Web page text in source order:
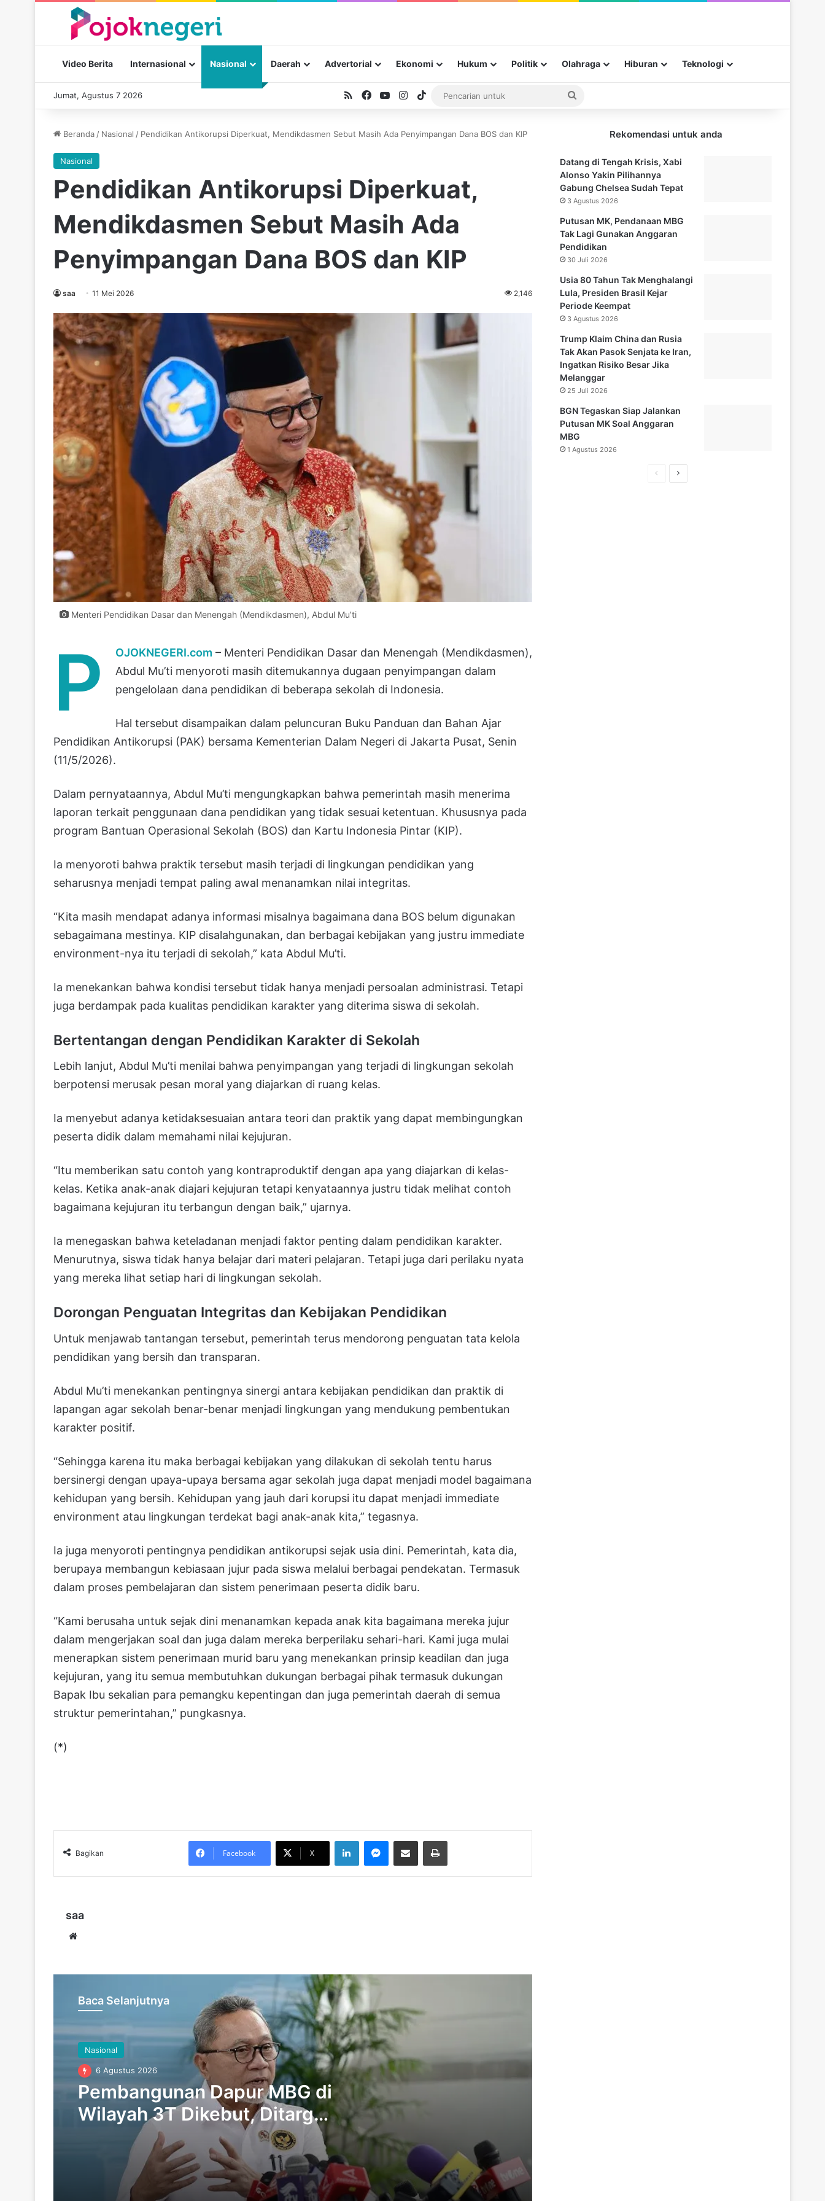
Video Berita Internasional Nasional Daerah Advertorial Ekonomi Hukum Politik Olahraga Hiburan Teknologi
Jumat, Agustus 7 2026 RSSFacebook
YouTubeInstagram
TikTok
Beranda / Nasional / Pendidikan Antikorupsi Diperkuat, Mendikdasmen Sebut Masih Ada Penyimpangan Dana BOS dan KIP
Nasional
Pendidikan Antikorupsi Diperkuat,
Mendikdasmen Sebut Masih Ada
Penyimpangan Dana BOS dan KIP
saa 11 Mei 2026 2,146
Menteri Pendidikan Dasar dan Menengah (Mendikdasmen), Abdul Mu’ti
P OJOKNEGERI.com – Menteri Pendidikan Dasar dan Menengah (Mendikdasmen),
Abdul Mu’ti menyoroti masih ditemukannya dugaan penyimpangan dalam
pengelolaan dana pendidikan di beberapa sekolah di Indonesia.
Hal tersebut disampaikan dalam peluncuran Buku Panduan dan Bahan Ajar
Pendidikan Antikorupsi (PAK) bersama Kementerian Dalam Negeri di Jakarta Pusat, Senin
(11/5/2026).
Dalam pernyataannya, Abdul Mu’ti mengungkapkan bahwa pemerintah masih menerima
laporan terkait penggunaan dana pendidikan yang tidak sesuai ketentuan. Khususnya pada
program Bantuan Operasional Sekolah (BOS) dan Kartu Indonesia Pintar (KIP).
Ia menyoroti bahwa praktik tersebut masih terjadi di lingkungan pendidikan yang
seharusnya menjadi tempat paling awal menanamkan nilai integritas.
“Kita masih mendapat adanya informasi misalnya bagaimana dana BOS belum digunakan
sebagaimana mestinya. KIP disalahgunakan, dan berbagai kebijakan yang justru immediate
environment-nya itu terjadi di sekolah,” kata Abdul Mu’ti.
Ia menekankan bahwa kondisi tersebut tidak hanya menjadi persoalan administrasi. Tetapi
juga berdampak pada kualitas pendidikan karakter yang diterima siswa di sekolah.
Bertentangan dengan Pendidikan Karakter di Sekolah
Lebih lanjut, Abdul Mu’ti menilai bahwa penyimpangan yang terjadi di lingkungan sekolah
berpotensi merusak pesan moral yang diajarkan di ruang kelas.
Ia menyebut adanya ketidaksesuaian antara teori dan praktik yang dapat membingungkan
peserta didik dalam memahami nilai kejujuran.
“Itu memberikan satu contoh yang kontraproduktif dengan apa yang diajarkan di kelas-
kelas. Ketika anak-anak diajari kejujuran tetapi kenyataannya justru tidak melihat contoh
bagaimana kejujuran itu terbangun dengan baik,” ujarnya.
Ia menegaskan bahwa keteladanan menjadi faktor penting dalam pendidikan karakter.
Menurutnya, siswa tidak hanya belajar dari materi pelajaran. Tetapi juga dari perilaku nyata
yang mereka lihat setiap hari di lingkungan sekolah.
Dorongan Penguatan Integritas dan Kebijakan Pendidikan
Untuk menjawab tantangan tersebut, pemerintah terus mendorong penguatan tata kelola
pendidikan yang bersih dan transparan.
Abdul Mu’ti menekankan pentingnya sinergi antara kebijakan pendidikan dan praktik di
lapangan agar sekolah benar-benar menjadi lingkungan yang mendukung pembentukan
karakter positif.
“Sehingga karena itu maka berbagai kebijakan yang dilakukan di sekolah tentu harus
bersinergi dengan upaya-upaya bersama agar sekolah juga dapat menjadi model bagaimana
kehidupan yang bersih. Kehidupan yang jauh dari korupsi itu dapat menjadi immediate
environment atau lingkungan terdekat bagi anak-anak kita,” tegasnya.
Ia juga menyoroti pentingnya pendidikan antikorupsi sejak usia dini. Pemerintah, kata dia,
berupaya membangun kebiasaan jujur pada siswa melalui berbagai pendekatan. Termasuk
dalam proses pembelajaran dan sistem penerimaan peserta didik baru.
“Kami berusaha untuk sejak dini menanamkan kepada anak kita bagaimana mereka jujur
dalam mengerjakan soal dan juga dalam mereka berperilaku sehari-hari. Kami juga mulai
menerapkan sistem penerimaan murid baru yang menekankan prinsip keadilan dan juga
kejujuran, yang itu semua membutuhkan dukungan berbagai pihak termasuk dukungan
Bapak Ibu sekalian para pemangku kepentingan dan juga pemerintah daerah di semua
struktur pemerintahan,” pungkasnya.
(*)
Bagikan Facebook X
LinkedInMessenger
Bagikan melalui Email Cetak
saa
Baca Selanjutnya
Nasional
6 Agustus 2026
Pembangunan Dapur MBG di
Wilayah 3T Dikebut, Ditarget
Rampung Pekan Ini
Pembangunan Dapur MBG di Wilayah
3T Dikebut, Ditarget Rampung Pekan
Ini
Gambir hingga Senayan Jadi Titik
Demo, Ratusan Aparat Dikerahkan
Amankan Aksi
Beras Fortifikasi Diduga Tak Sesuai
Klaim, Mentan Bakal Tindak Mafia
Pangan
BGN Tegaskan Siap Jalankan Putusan
MK Soal Anggaran MBG
Istana Beri Penjelasan Soal
Pemerintah Naikkan Tukin Pegawai
Kemhan dan Prajurit TNI
Rekomendasi untuk anda
Datang di Tengah Krisis, Xabi
Alonso Yakin Pilihannya
Gabung Chelsea Sudah Tepat
3 Agustus 2026
Putusan MK, Pendanaan MBG
Tak Lagi Gunakan Anggaran
Pendidikan
30 Juli 2026
Usia 80 Tahun Tak Menghalangi
Lula, Presiden Brasil Kejar
Periode Keempat
3 Agustus 2026
Trump Klaim China dan Rusia
Tak Akan Pasok Senjata ke Iran,
Ingatkan Risiko Besar Jika
Melanggar
25 Juli 2026
BGN Tegaskan Siap Jalankan
Putusan MK Soal Anggaran
MBG
1 Agustus 2026
HalamanHalaman